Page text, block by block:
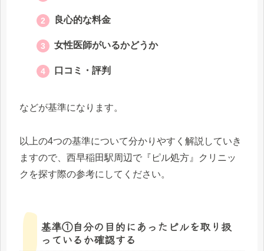
良心的な料金
女性医師がいるかどうか
口コミ・評判
などが基準になります。
以上の4つの基準について分かりやすく解説していき
ますので、西早稲田駅周辺で『ピル処方』クリニッ
クを探す際の参考にしてください。
基準①自分の目的にあったピルを取り扱
っているか確認する